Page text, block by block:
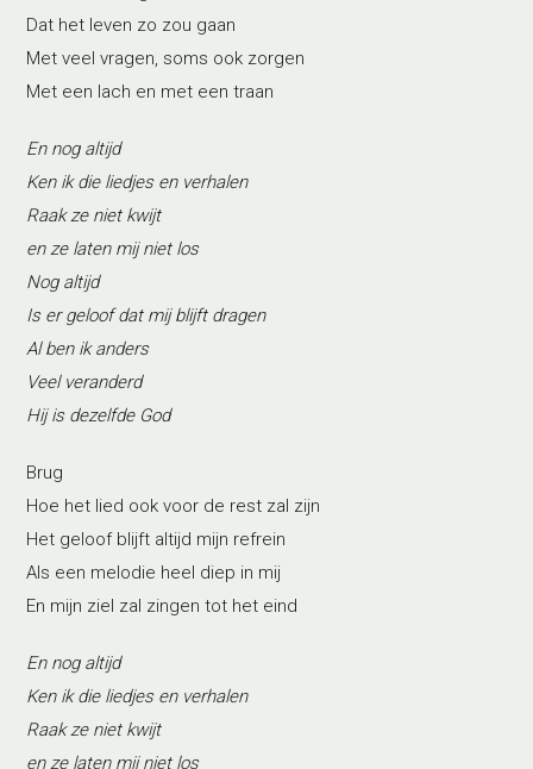
Dat het leven zo zou gaan
Met veel vragen, soms ook zorgen
Met een lach en met een traan
En nog altijd
Ken ik die liedjes en verhalen
Raak ze niet kwijt
en ze laten mij niet los
Nog altijd
Is er geloof dat mij blijft dragen
Al ben ik anders
Veel veranderd
Hij is dezelfde God
Brug
Hoe het lied ook voor de rest zal zijn
Het geloof blijft altijd mijn refrein
Als een melodie heel diep in mij
En mijn ziel zal zingen tot het eind
En nog altijd
Ken ik die liedjes en verhalen
Raak ze niet kwijt
en ze laten mij niet los